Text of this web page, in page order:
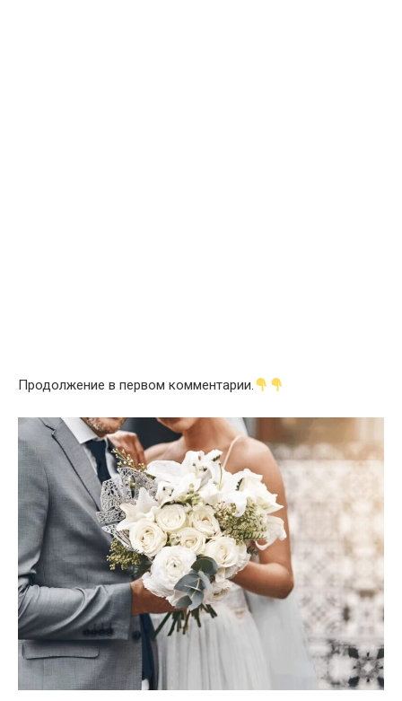
Продолжение в первом комментарии.